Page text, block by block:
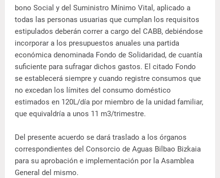
bono Social y del Suministro Mínimo Vital, aplicado a
todas las personas usuarias que cumplan los requisitos
estipulados deberán correr a cargo del CABB, debiéndose
incorporar a los presupuestos anuales una partida
económica denominada Fondo de Solidaridad, de cuantía
suficiente para sufragar dichos gastos. El citado Fondo
se establecerá siempre y cuando registre consumos que
no excedan los límites del consumo doméstico
estimados en 120L/día por miembro de la unidad familiar,
que equivaldría a unos 11 m3/trimestre.
Del presente acuerdo se dará traslado a los órganos
correspondientes del Consorcio de Aguas Bilbao Bizkaia
para su aprobación e implementación por la Asamblea
General del mismo.